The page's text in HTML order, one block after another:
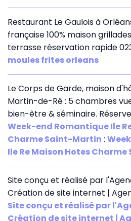
Restaurant Le Gaulois à
française 100% maison
terrasse réservation rapide
moules frites orleans
Le Corps de Garde, maison
Martin-de-Ré : 5 chambres
bien-être & séminaire.
Week-end Romantique Ile
Charme Saint-Martin :
Ile Re Maison Hotes
Site conçu et réalisé par
Création de site internet |
Site conçu et réalisé par
Création de site internet |